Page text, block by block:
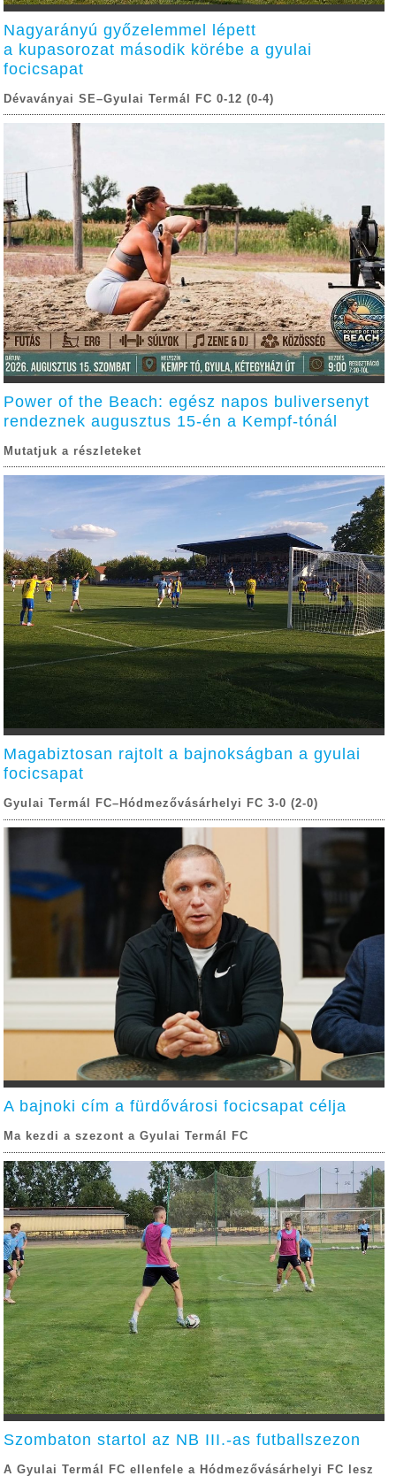
Nagyarányú győzelemmel lépett
a kupasorozat második körébe a gyulai
focicsapat
Dévaványai SE–Gyulai Termál FC 0-12 (0-4)
Power of the Beach: egész napos buliversenyt
rendeznek augusztus 15-én a Kempf-tónál
Mutatjuk a részleteket
Magabiztosan rajtolt a bajnokságban a gyulai
focicsapat
Gyulai Termál FC–Hódmezővásárhelyi FC 3-0 (2-0)
A bajnoki cím a fürdővárosi focicsapat célja
Ma kezdi a szezont a Gyulai Termál FC
Szombaton startol az NB III.-as futballszezon
A Gyulai Termál FC ellenfele a Hódmezővásárhelyi FC lesz